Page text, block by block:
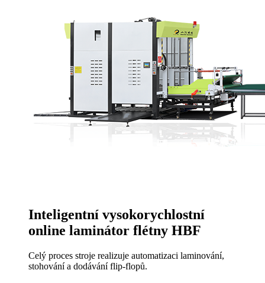
Inteligentní vysokorychlostní
online laminátor flétny HBF
Celý proces stroje realizuje automatizaci laminování,
stohování a dodávání flip-flopů.